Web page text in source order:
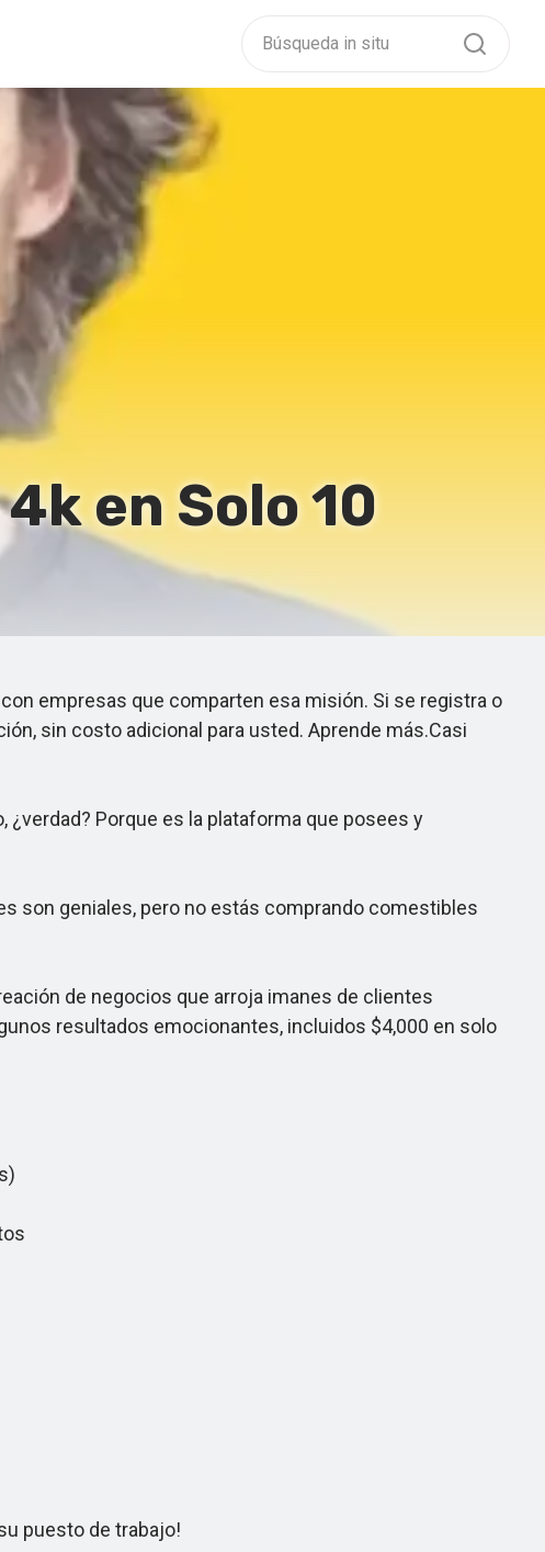
en Solo 10
empresas que comparten esa misión. Si se registra o
sin costo adicional para usted. Aprende más.Casi
Porque es la plataforma que posees y
son geniales, pero no estás comprando comestibles
de negocios que arroja imanes de clientes
resultados emocionantes, incluidos $4,000 en solo
puesto de trabajo!